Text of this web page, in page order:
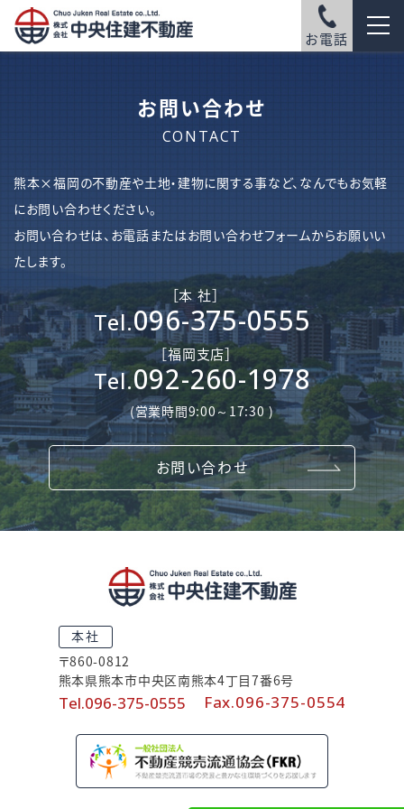
お電話
お問い合わせ
CONTACT
熊本×福岡の不動産や土地・建物に関する事など、なんでもお気軽
にお問い合わせください。
お問い合わせは、お電話またはお問い合わせフォームからお願いい
たします。
［本 社］
Tel.096-375-0555
［​福岡支店］
Tel.092-260-1978
(営業時間9:00～17:30 )
お問い合わせ
本社
〒860-0812
熊本県熊本市中央区南熊本4丁目7番6号
Tel.096-375-0555 Fax.096-375-0554